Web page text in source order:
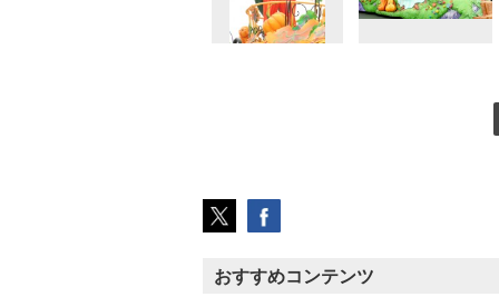
おすすめコンテンツ